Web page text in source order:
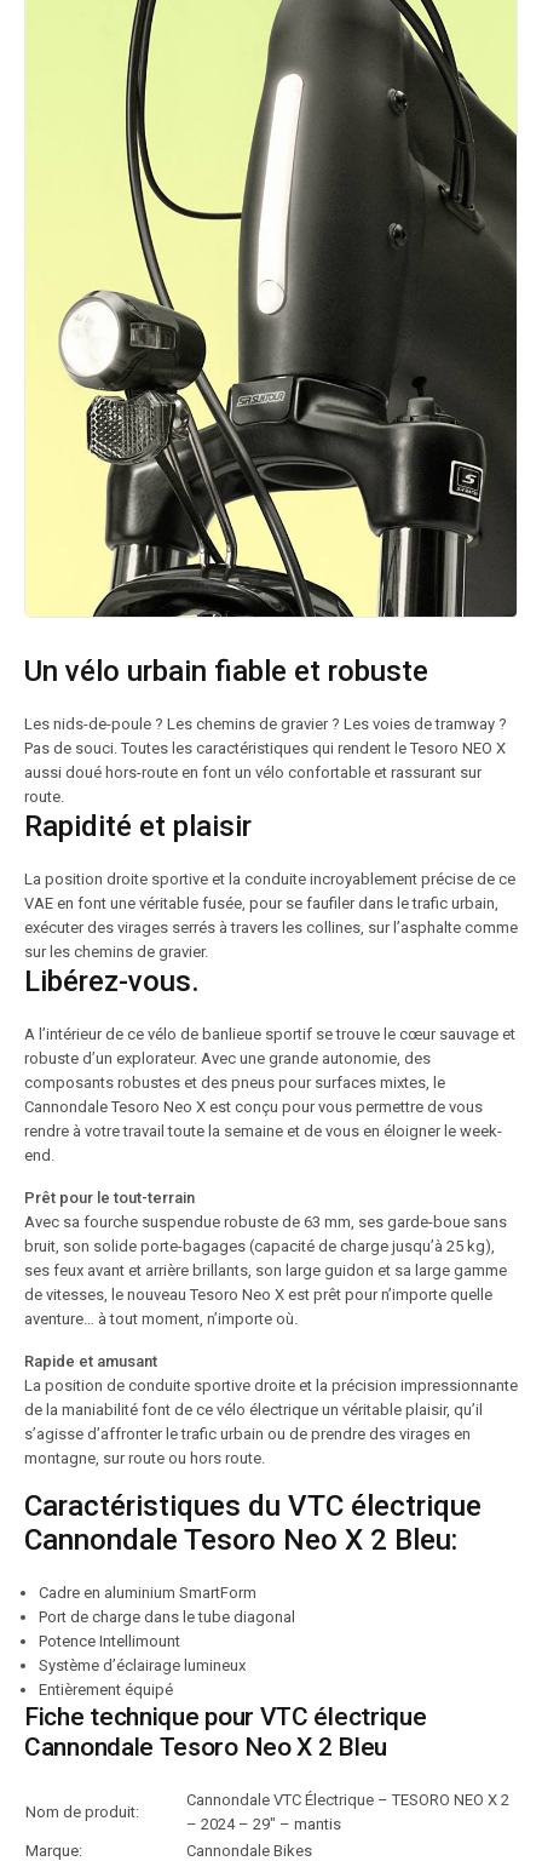
Un vélo urbain fiable et robuste
Les nids-de-poule ? Les chemins de gravier ? Les voies de tramway ?
Pas de souci. Toutes les caractéristiques qui rendent le Tesoro NEO X
aussi doué hors-route en font un vélo confortable et rassurant sur
route.
Rapidité et plaisir
La position droite sportive et la conduite incroyablement précise de ce
VAE en font une véritable fusée, pour se faufiler dans le trafic urbain,
exécuter des virages serrés à travers les collines, sur l’asphalte comme
sur les chemins de gravier.
Libérez-vous.
A l’intérieur de ce vélo de banlieue sportif se trouve le cœur sauvage et
robuste d’un explorateur. Avec une grande autonomie, des
composants robustes et des pneus pour surfaces mixtes, le
Cannondale Tesoro Neo X est conçu pour vous permettre de vous
rendre à votre travail toute la semaine et de vous en éloigner le week-
end.
Prêt pour le tout-terrain
Avec sa fourche suspendue robuste de 63 mm, ses garde-boue sans
bruit, son solide porte-bagages (capacité de charge jusqu’à 25 kg),
ses feux avant et arrière brillants, son large guidon et sa large gamme
de vitesses, le nouveau Tesoro Neo X est prêt pour n’importe quelle
aventure… à tout moment, n’importe où.
Rapide et amusant
La position de conduite sportive droite et la précision impressionnante
de la maniabilité font de ce vélo électrique un véritable plaisir, qu’il
s’agisse d’affronter le trafic urbain ou de prendre des virages en
montagne, sur route ou hors route.
Caractéristiques du VTC électrique
Cannondale Tesoro Neo X 2 Bleu:
Cadre en aluminium SmartForm
Port de charge dans le tube diagonal
Potence Intellimount
Système d’éclairage lumineux
Entièrement équipé
Fiche technique pour VTC électrique
Cannondale Tesoro Neo X 2 Bleu
Nom de produit:
Cannondale VTC Électrique – TESORO NEO X 2
– 2024 – 29″ – mantis
Marque:
Cannondale Bikes